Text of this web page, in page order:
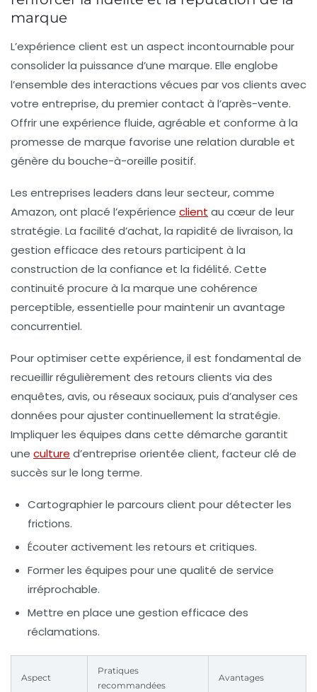
marque
L’expérience client est un aspect incontournable pour
consolider la puissance d’une marque. Elle englobe
l’ensemble des interactions vécues par vos clients avec
votre entreprise, du premier contact à l’après-vente.
Offrir une expérience fluide, agréable et conforme à la
promesse de marque favorise une relation durable et
génère du bouche-à-oreille positif.
Les entreprises leaders dans leur secteur, comme
Amazon, ont placé l’expérience client au cœur de leur
stratégie. La facilité d’achat, la rapidité de livraison, la
gestion efficace des retours participent à la
construction de la confiance et la fidélité. Cette
continuité procure à la marque une cohérence
perceptible, essentielle pour maintenir un avantage
concurrentiel.
Pour optimiser cette expérience, il est fondamental de
recueillir régulièrement des retours clients via des
enquêtes, avis, ou réseaux sociaux, puis d’analyser ces
données pour ajuster continuellement la stratégie.
Impliquer les équipes dans cette démarche garantit
une culture d’entreprise orientée client, facteur clé de
succès sur le long terme.
Cartographier le parcours client pour détecter les
frictions.
Écouter activement les retours et critiques.
Former les équipes pour une qualité de service
irréprochable.
Mettre en place une gestion efficace des
réclamations.
Aspect
Pratiques
recommandées
Avantages